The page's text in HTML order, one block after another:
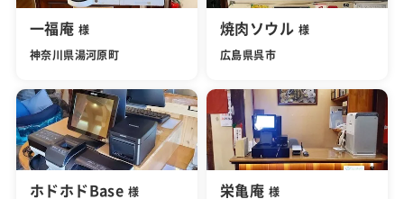
一福庵 様
神奈川県湯河原町
焼肉ソウル 様
広島県呉市
ホドホドBase 様 栄亀庵 様